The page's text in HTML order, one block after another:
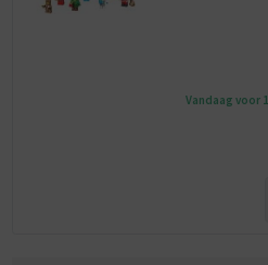
Vandaag voor